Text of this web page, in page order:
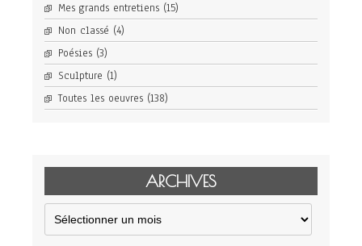
Mes grands entretiens (15)
Non classé (4)
Poésies (3)
Sculpture (1)
Toutes les oeuvres (138)
ARCHIVES
Archives